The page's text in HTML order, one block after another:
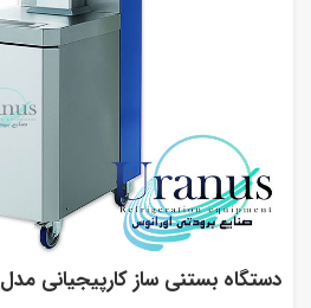
دستگاه بستنی ساز کارپیجیانی مدل EVD